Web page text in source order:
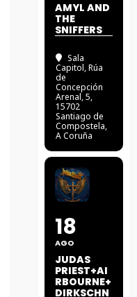
AMYL AND
THE
SNIFFERS
Sala
Capitol, Rúa
de
Concepción
Arenal, 5,
15702
Santiago de
Compostela,
A Coruña
18
AGO
JUDAS
PRIEST+AI
RBOURNE+
DIRKSCHN